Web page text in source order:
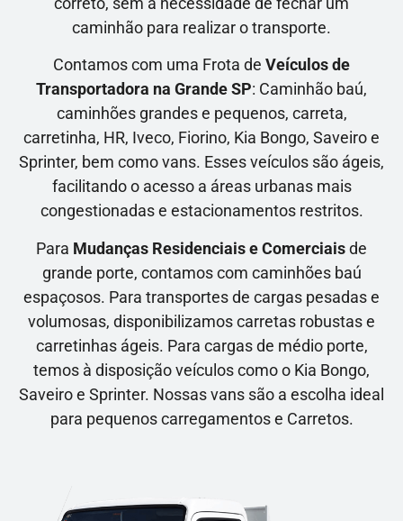
caminhão para realizar o transporte.
Contamos com uma Frota de Veículos de
Transportadora na Grande SP: Caminhão baú,
caminhões grandes e pequenos, carreta,
carretinha, HR, Iveco, Fiorino, Kia Bongo, Saveiro e
Sprinter, bem como vans. Esses veículos são ágeis,
facilitando o acesso a áreas urbanas mais
congestionadas e estacionamentos restritos.
Para Mudanças Residenciais e Comerciaisde
grande porte, contamos com caminhões baú
espaçosos. Para transportes de cargas pesadas e
volumosas, disponibilizamos carretas robustas e
carretinhas ágeis. Para cargas de médio porte,
temos à disposição veículos como o Kia Bongo,
Saveiro e Sprinter. Nossas vans são a escolha ideal
para pequenos carregamentos e Carretos.